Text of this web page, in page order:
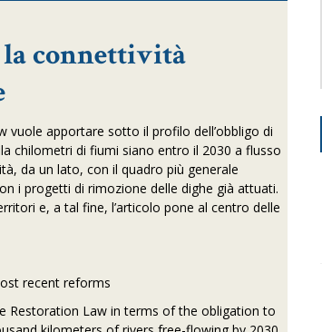
connettività
vuole apportare sotto il profilo dell’obbligo di
chilometri di fiumi siano entro il 2030 a flusso
da un lato, con il quadro più generale
i progetti di rimozione delle dighe già attuati.
e, a tal fine, l’articolo pone al centro delle
recent reforms
Restoration Law in terms of the obligation to